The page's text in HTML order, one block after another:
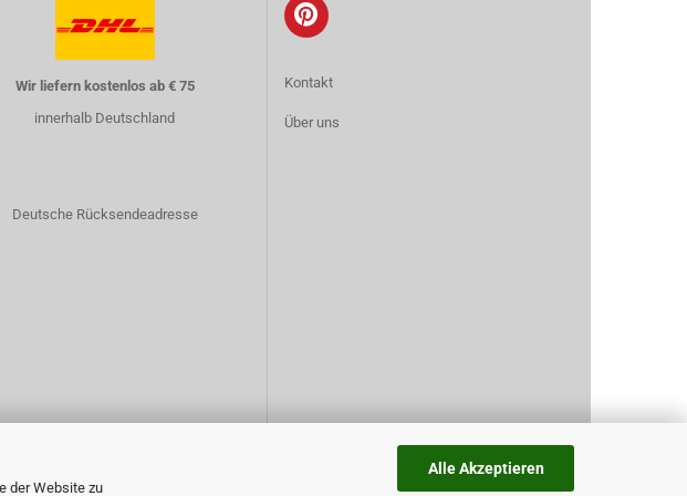
der Website zu
Alle Akzeptieren
Wir liefern kostenlos ab € 75
innerhalb Deutschland
Deutsche Rücksendeadresse
Kontakt
Über uns